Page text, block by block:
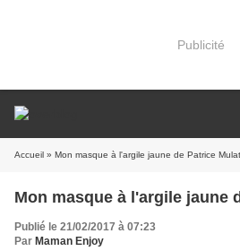
Publicité
Accueil » Mon masque à l'argile jaune de Patrice
Mon masque à l'argile jaune
Publié le 21/02/2017 à 07:23
Par Maman Enjoy